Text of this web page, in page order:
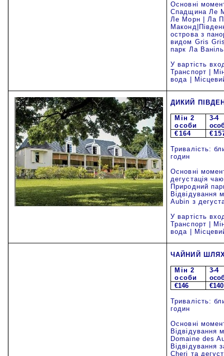
Основні
Спадщина Ле
Ле Морн | Ла
острова з
видом Gris
парк Ла Ваніль
У вартість
Транспорт |
вода |
ДИКИЙ
Miн 2
особи
3-4
€164 €
Тривалість:
годин
Основні
дегустація
Природний
Відвідування
Aubin з
У вартість
Транспорт |
вода |
ЧАЙНИЙ
Miн 2
особи
3-4
€146
€140
Тривалість:
годин
Основні
Відвідування
Domaine des
Відвідування
Cheri та